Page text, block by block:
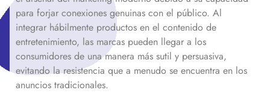
para forjar conexiones genuinas con el público. Al
integrar hábilmente productos en el contenido de
entretenimiento, las marcas pueden llegar a los
consumidores de una manera más sutil y persuasiva,
evitando la resistencia que a menudo se encuentra en los
anuncios tradicionales.